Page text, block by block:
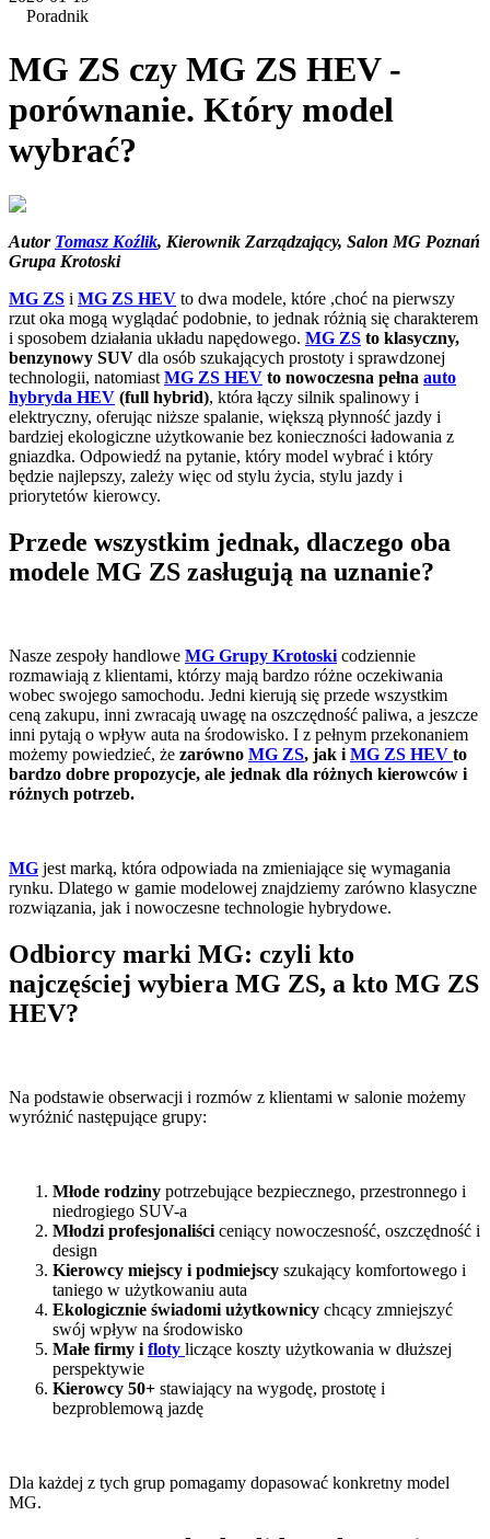
Poradnik
MG ZS czy MG ZS HEV -
porównanie. Który model
wybrać?
Autor Tomasz Koźlik, Kierownik Zarządzający, Salon MG Poznań
Grupa Krotoski
MG ZS i MG ZS HEV to dwa modele, które ,choć na pierwszy
rzut oka mogą wyglądać podobnie, to jednak różnią się charakterem
i sposobem działania układu napędowego. MG ZS to klasyczny,
benzynowy SUV dla osób szukających prostoty i sprawdzonej
technologii, natomiast MG ZS HEV to nowoczesna pełna auto
hybryda HEV (full hybrid), która łączy silnik spalinowy i
elektryczny, oferując niższe spalanie, większą płynność jazdy i
bardziej ekologiczne użytkowanie bez konieczności ładowania z
gniazdka. Odpowiedź na pytanie, który model wybrać i który
będzie najlepszy, zależy więc od stylu życia, stylu jazdy i
priorytetów kierowcy.
Przede wszystkim jednak, dlaczego oba
modele MG ZS zasługują na uznanie?
Nasze zespoły handlowe MG Grupy Krotoski codziennie
rozmawiają z klientami, którzy mają bardzo różne oczekiwania
wobec swojego samochodu. Jedni kierują się przede wszystkim
ceną zakupu, inni zwracają uwagę na oszczędność paliwa, a jeszcze
inni pytają o wpływ auta na środowisko. I z pełnym przekonaniem
możemy powiedzieć, że zarówno MG ZS, jak i MG ZS HEV to
bardzo dobre propozycje, ale jednak dla różnych kierowców i
różnych potrzeb.
MG jest marką, która odpowiada na zmieniające się wymagania
rynku. Dlatego w gamie modelowej znajdziemy zarówno klasyczne
rozwiązania, jak i nowoczesne technologie hybrydowe.
Odbiorcy marki MG: czyli kto
najczęściej wybiera MG ZS, a kto MG ZS
HEV?
Na podstawie obserwacji i rozmów z klientami w salonie możemy
wyróżnić następujące grupy:
Młode rodziny potrzebujące bezpiecznego, przestronnego i
niedrogiego SUV-a
Młodzi profesjonaliści ceniący nowoczesność, oszczędność i
design
Kierowcy miejscy i podmiejscy szukający komfortowego i
taniego w użytkowaniu auta
Ekologicznie świadomi użytkownicy chcący zmniejszyć
swój wpływ na środowisko
Małe firmy i floty liczące koszty użytkowania w dłuższej
perspektywie
Kierowcy 50+ stawiający na wygodę, prostotę i
bezproblemową jazdę
Dla każdej z tych grup pomagamy dopasować konkretny model
MG.